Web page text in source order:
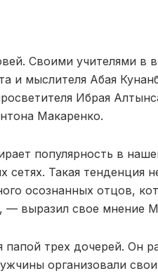
Своими учителями в
и мыслителя Абая
Ибрая
Макаренко.
популярность в
сетях. Такая тенденция
осознанных отцов,
— выразил свое мнение
папой трех дочерей. Он
организовали